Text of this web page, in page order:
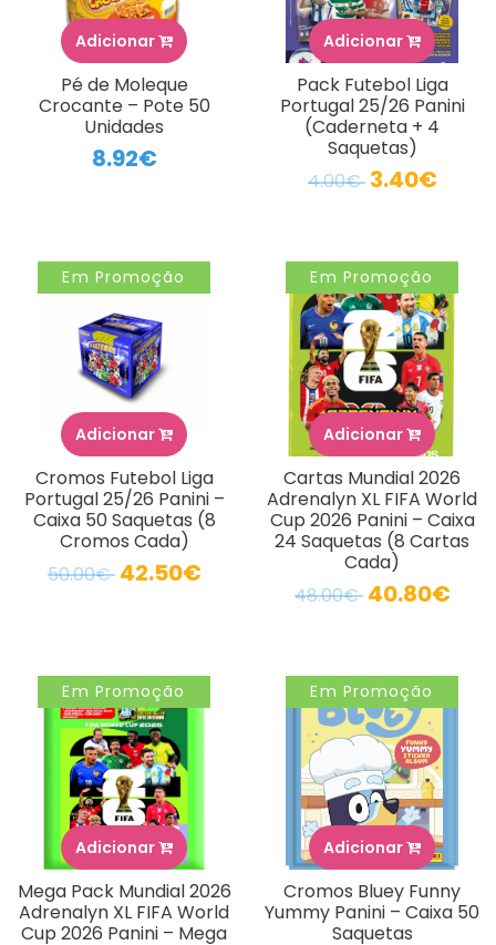
Adicionar
Pé de Moleque
Crocante – Pote 50
Unidades
8.92€
Adicionar
Pack Futebol Liga
Portugal 25/26 Panini
(Caderneta + 4
Saquetas)
4.00€ 3.40€
Em Promoção
Adicionar
Cromos Futebol Liga
Portugal 25/26 Panini –
Caixa 50 Saquetas (8
Cromos Cada)
50.00€ 42.50€
Em Promoção
Adicionar
Cartas Mundial 2026
Adrenalyn XL FIFA World
Cup 2026 Panini – Caixa
24 Saquetas (8 Cartas
Cada)
48.00€ 40.80€
Em Promoção
Adicionar
Mega Pack Mundial 2026
Adrenalyn XL FIFA World
Cup 2026 Panini – Mega
Em Promoção
Adicionar
Cromos Bluey Funny
Yummy Panini – Caixa 50
Saquetas